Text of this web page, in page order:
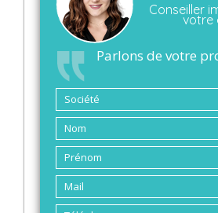
Conseiller
votre
Parlons de votre